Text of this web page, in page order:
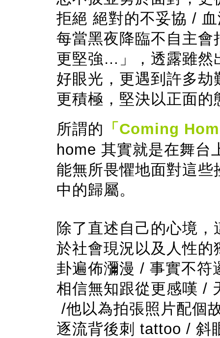
拒絕 絕對的不妥協 /
每當黑夜降臨不自主
更堅強…」，透露雖然
好眼光，更遇到許多
更積極，堅決以正面
所謂的 「Coming
home 其實就是在舞台
能無所畏懼地面對這
中的歸屬。
除了直述自己的心境
於社會現況以及人性
卦遍佈瀰漫 / 事實不符
相信無知跟從更感嘆 /
/他以為拍張照片配個
逐流背後刺 tattoo / 斜